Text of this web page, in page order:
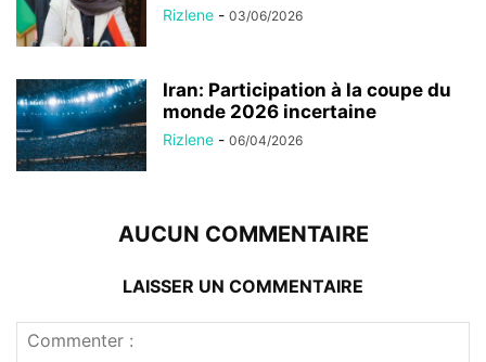
Rizlene - 03/06/2026
Iran: Participation à la coupe du
monde 2026 incertaine
Rizlene - 06/04/2026
AUCUN COMMENTAIRE
LAISSER UN COMMENTAIRE